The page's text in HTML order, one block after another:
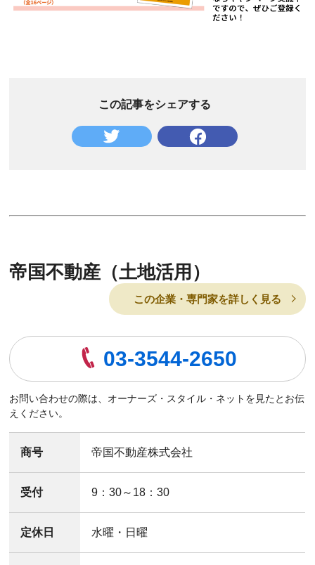
この記事をシェアする
帝国不動産（土地活用）
この企業・専門家を詳しく見る
03-3544-2650
お問い合わせの際は、オーナーズ・スタイル・ネットを見たとお伝
えください。
商号 帝国不動産株式会社
受付 9：30～18：30
定休日 水曜・日曜